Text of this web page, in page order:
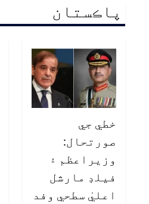
پاڪستان
خطي جي
صورتحال:
وزيراعظم ۽
فيلڊ مارشل
اعليٰ سطحي وفد